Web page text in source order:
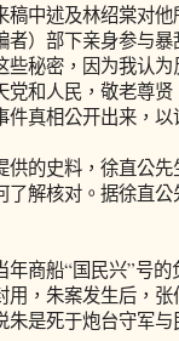
中述及林绍棠对他
）部下亲身参与暴
些秘密，因为我认
党和人民，敬老尊
件真相公开出来，以
的史料，徐直公先
了解核对。据徐直
商船“国民兴”号的
用，朱案发生后，
朱是死于炮台守军与